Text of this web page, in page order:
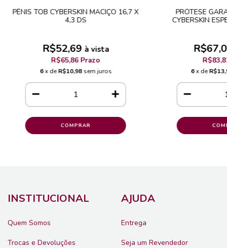
PÊNIS TOB CYBERSKIN MACIÇO 16,7 X
4,3 DS
R$52,69 à vista
R$65,86 Prazo
6x deR$10,98 sem juros
PRÓTESE
CYBERSKIN
6x de
INSTITUCIONAL
Quem Somos
Trocas e Devoluções
AJUDA
Entrega
Seja um Revendedor